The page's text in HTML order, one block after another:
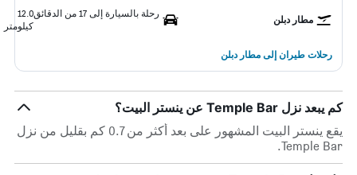
مطار دبلن
رحلة بالسيارة إلى 17 من الدقائق
12.0
كيلومتر
رحلات طيران إلى مطار دبلن
كم يبعد نزل Temple Bar عن ينستر البيت؟
يقع ينستر البيت المشهور على بعد أكثر من 0.7 كم بقليل من نزل
Temple Bar.